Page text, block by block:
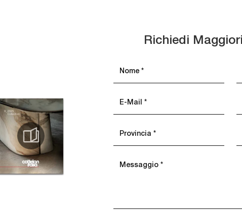
Richiedi